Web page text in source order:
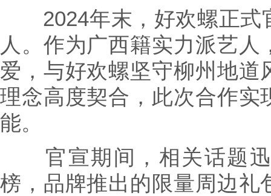
2024年末，好欢螺正式
人。作为广西籍实力派艺
爱，与好欢螺坚守柳州地
理念高度契合，此次合作实
能。
官宣期间，相关话题迅
榜，品牌推出的限量周边礼